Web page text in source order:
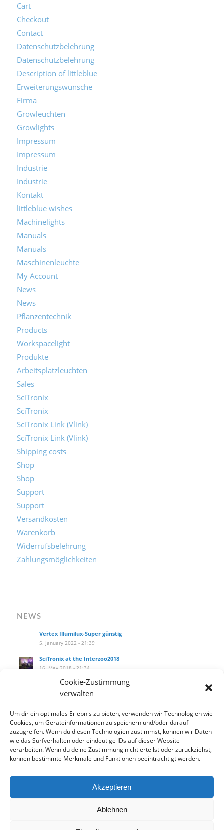
Cookie-Zustimmung
verwalten
Um dir ein optimales Erlebnis zu bieten, verwenden wir Technologien wie
Cookies, um Geräteinformationen zu speichern und/oder darauf
zuzugreifen. Wenn du diesen Technologien zustimmst, können wir Daten
wie das Surfverhalten oder eindeutige IDs auf dieser Website
verarbeiten. Wenn du deine Zustimmung nicht erteilst oder zurückziehst,
können bestimmte Merkmale und Funktionen beeinträchtigt werden.
Akzeptieren
Ablehnen
Cart
Checkout
Contact
Datenschutzbelehrung
Datenschutzbelehrung
Description of littleblue
Erweiterungswünsche
Firma
Growleuchten
Growlights
Impressum
Impressum
Industrie
Industrie
Kontakt
littleblue wishes
Machinelights
Manuals
Manuals
Maschinenleuchte
My Account
News
News
Pflanzentechnik
Products
Workspacelight
Produkte
Arbeitsplatzleuchten
Sales
SciTronix
SciTronix
SciTronix Link (Vlink)
SciTronix Link (Vlink)
Shipping costs
Shop
Shop
Support
Support
Versandkosten
Warenkorb
Widerrufsbelehrung
Zahlungsmöglichkeiten
NEWS
Vertex Illumilux-Super günstig
5. January 2022 - 21:39
SciTronix at the Interzoo2018
16. May 2018 - 21:34
SciTronix auf der Interzoo2018
16. May 2018 - 21:25
27. September 2017 - 14:10
Our new product catalog!
12. September 2017 - 13:33